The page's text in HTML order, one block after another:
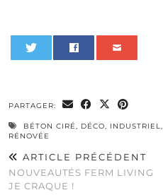
PARTAGER:
BÉTON CIRÉ, DÉCO, INDUSTRIEL,
RÉNOVÉE
ARTICLE PRÉCÉDENT
NOUVEAUTÉS FERM LIVING
JE CRAQUE !